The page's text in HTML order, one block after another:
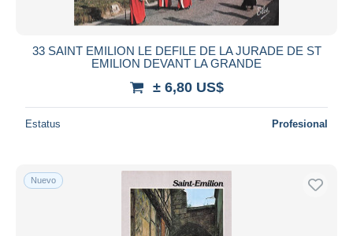
33 SAINT EMILION LE DEFILE DE LA JURADE DE ST
EMILION DEVANT LA GRANDE
± 6,80 US$
Estatus Profesional
Nuevo